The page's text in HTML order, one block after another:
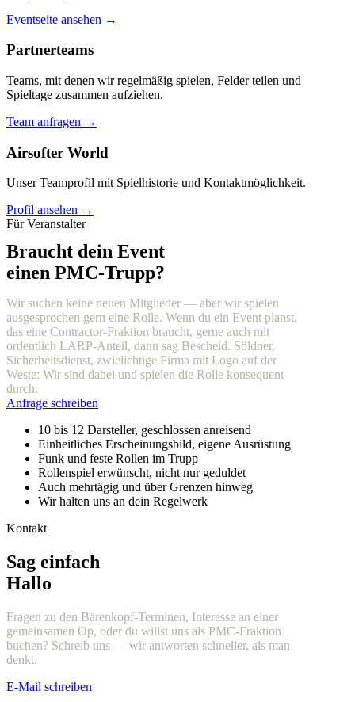
Eventseite ansehen →
Partnerteams
Teams, mit denen wir regelmäßig spielen, Felder teilen und
Spieltage zusammen aufziehen.
Team anfragen →
Airsofter World
Unser Teamprofil mit Spielhistorie und Kontaktmöglichkeit.
Profil ansehen →
Für Veranstalter
Braucht dein Event
einen PMC-Trupp?
Wir suchen keine neuen Mitglieder — aber wir spielen
ausgesprochen gern eine Rolle. Wenn du ein Event planst,
das eine Contractor-Fraktion braucht, gerne auch mit
ordentlich LARP-Anteil, dann sag Bescheid. Söldner,
Sicherheitsdienst, zwielichtige Firma mit Logo auf der
Weste: Wir sind dabei und spielen die Rolle konsequent
durch.
Anfrage schreiben
10 bis 12 Darsteller, geschlossen anreisend
Einheitliches Erscheinungsbild, eigene Ausrüstung
Funk und feste Rollen im Trupp
Rollenspiel erwünscht, nicht nur geduldet
Auch mehrtägig und über Grenzen hinweg
Wir halten uns an dein Regelwerk
Kontakt
Sag einfach
Hallo
Fragen zu den Bärenkopf-Terminen, Interesse an einer
gemeinsamen Op, oder du willst uns als PMC-Fraktion
buchen? Schreib uns — wir antworten schneller, als man
denkt.
E-Mail schreiben